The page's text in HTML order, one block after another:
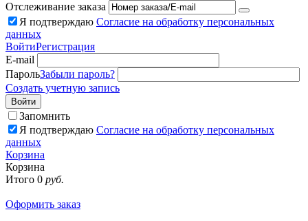
Отслеживание заказа
Я подтверждаю Согласие на обработку персональных
данных
ВойтиРегистрация
E-mail
ПарольЗабыли пароль?
Создать учетную запись
Войти
Запомнить
Я подтверждаю Согласие на обработку персональных
данных
Корзина
Корзина
Итого 0 руб.
Оформить заказ